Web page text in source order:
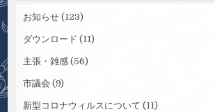
お知らせ (123)
ダウンロード (11)
主張・雑感 (56)
市議会 (9)
新型コロナウィルスについて (11)